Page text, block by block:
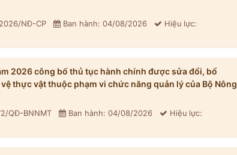
NĐ-CP Ban hành: 04/08/2026 Hiệu lực:
2026 công bố thủ tục hành chính được sửa đổi, bổ
thực vật thuộc phạm vi chức năng quản lý của Bộ Nông
QĐ-BNNMT Ban hành: 04/08/2026 Hiệu lực: